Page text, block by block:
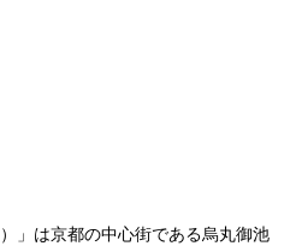
」は京都の中心街である烏丸御池